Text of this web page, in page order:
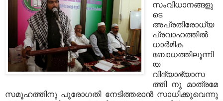
സംവിധാനങ്ങളു
ടെ
അപ്രതിരോധ്യ
പ്രവാഹത്തില്‍
ധാര്‍മിക
ബോധത്തിലൂന്നി
യ
വിദ്യാഭ്യാസ
ത്തി നു മാത്രമേ
സമൂഹത്തിനു പുരോഗതി നേടിത്തരാന്‍ സാധിക്കുവെന്നു